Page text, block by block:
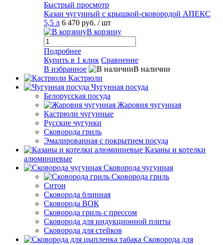
Быстрый просмотр
Казан чугунный с крышкой-сковородой АПЕКС
5,5 л 6 470 руб. / шт
В корзину
Подробнее
Купить в 1 клик Сравнение
В избранное
В наличии
Кастрюли
Чугунная посуда
Белорусская посуда
Жаровня чугунная
Кастрюли чугунные
Русские чугунки
Сковорода гриль
Эмалированная с покрытием посуда
Казаны и котелки
алюминиевые
Сковорода чугунная
Сковорода гриль
Ситон
Сковорода блинная
Сковорода ВОК
Сковорода гриль с прессом
Сковорода для индукционной плиты
Сковорода для стейков
Сковорода для